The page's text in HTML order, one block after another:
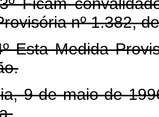
nº 1.382,
Medida
de maio de